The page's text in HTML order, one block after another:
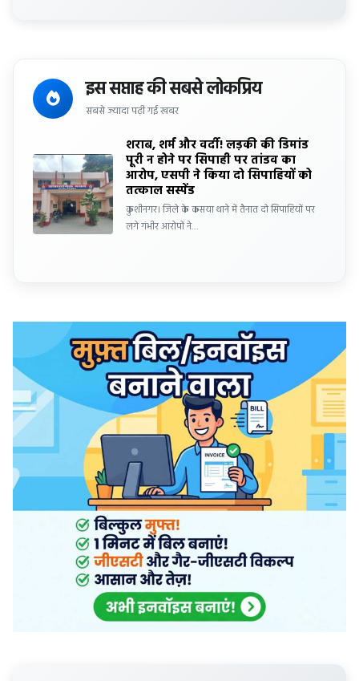
इस सप्ताह की सबसे लोकप्रिय
सबसे ज्यादा पढ़ी गई खबर
शराब, शर्म और वर्दी! लड़की की डिमांड
पूरी न होने पर सिपाही पर तांडव का
आरोप, एसपी ने किया दो सिपाहियों को
तत्काल सस्पेंड
कुशीनगर। जिले के कसया थाने में तैनात दो सिपाहियों पर
लगे गंभीर आरोपों ने…